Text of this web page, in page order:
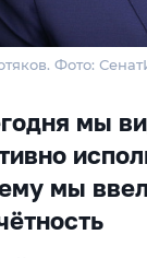
Фото:
мы
мы